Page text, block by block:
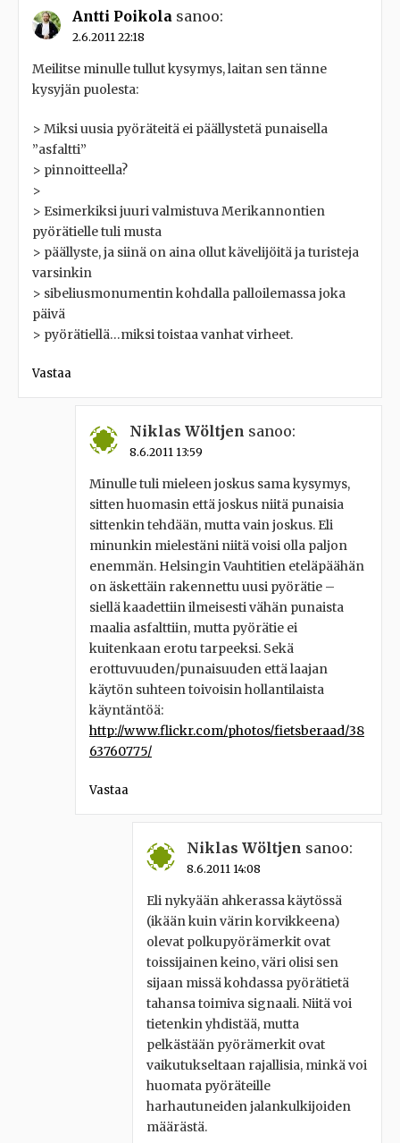
Antti Poikola sanoo:
2.6.2011 22:18
Meilitse minulle tullut kysymys, laitan sen tänne
kysyjän puolesta:
> Miksi uusia pyöräteitä ei päällystetä punaisella
”asfaltti”
> pinnoitteella?
>
> Esimerkiksi juuri valmistuva Merikannontien
pyörätielle tuli musta
> päällyste, ja siinä on aina ollut kävelijöitä ja turisteja
varsinkin
> sibeliusmonumentin kohdalla palloilemassa joka
päivä
> pyörätiellä…miksi toistaa vanhat virheet.
Vastaa
Niklas Wöltjen sanoo:
8.6.2011 13:59
Minulle tuli mieleen joskus sama kysymys,
sitten huomasin että joskus niitä punaisia
sittenkin tehdään, mutta vain joskus. Eli
minunkin mielestäni niitä voisi olla paljon
enemmän. Helsingin Vauhtitien eteläpäähän
on äskettäin rakennettu uusi pyörätie –
siellä kaadettiin ilmeisesti vähän punaista
maalia asfalttiin, mutta pyörätie ei
kuitenkaan erotu tarpeeksi. Sekä
erottuvuuden/punaisuuden että laajan
käytön suhteen toivoisin hollantilaista
käyntäntöä:
http://www.flickr.com/photos/fietsberaad/38
63760775/
Vastaa
Niklas Wöltjen sanoo:
8.6.2011 14:08
Eli nykyään ahkerassa käytössä
(ikään kuin värin korvikkeena)
olevat polkupyörämerkit ovat
toissijainen keino, väri olisi sen
sijaan missä kohdassa pyörätietä
tahansa toimiva signaali. Niitä voi
tietenkin yhdistää, mutta
pelkästään pyörämerkit ovat
vaikutukseltaan rajallisia, minkä voi
huomata pyöräteille
harhautuneiden jalankulkijoiden
määrästä.